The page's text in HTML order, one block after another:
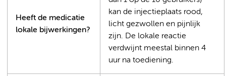
Heeft de medicatie
lokale bijwerkingen?
kan de injectieplaats rood,
licht gezwollen en pijnlijk
zijn. De lokale reactie
verdwijnt meestal binnen 4
uur na toediening.